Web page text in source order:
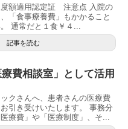
額適用認定証 注意点 入院の
「食事療養費」もかかること
通常だと１食￥４...
記事を読む
費相談室」として活用
クさんへ、患者さんの医療費
引き受けいたします。 事務分
療費」や「医療制度」、そ...